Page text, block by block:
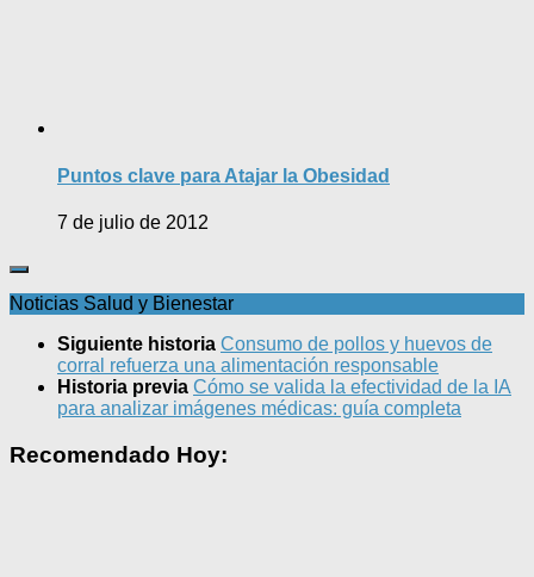
Puntos clave para Atajar la Obesidad
7 de julio de 2012
Noticias Salud y Bienestar
Siguiente historia Consumo de pollos y huevos de
corral refuerza una alimentación responsable
Historia previa Cómo se valida la efectividad de la IA
para analizar imágenes médicas: guía completa
Recomendado Hoy: